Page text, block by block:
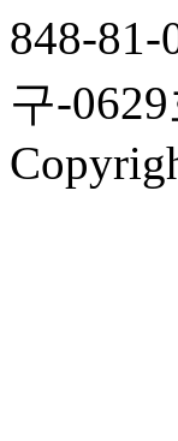
848-81-
구-0629